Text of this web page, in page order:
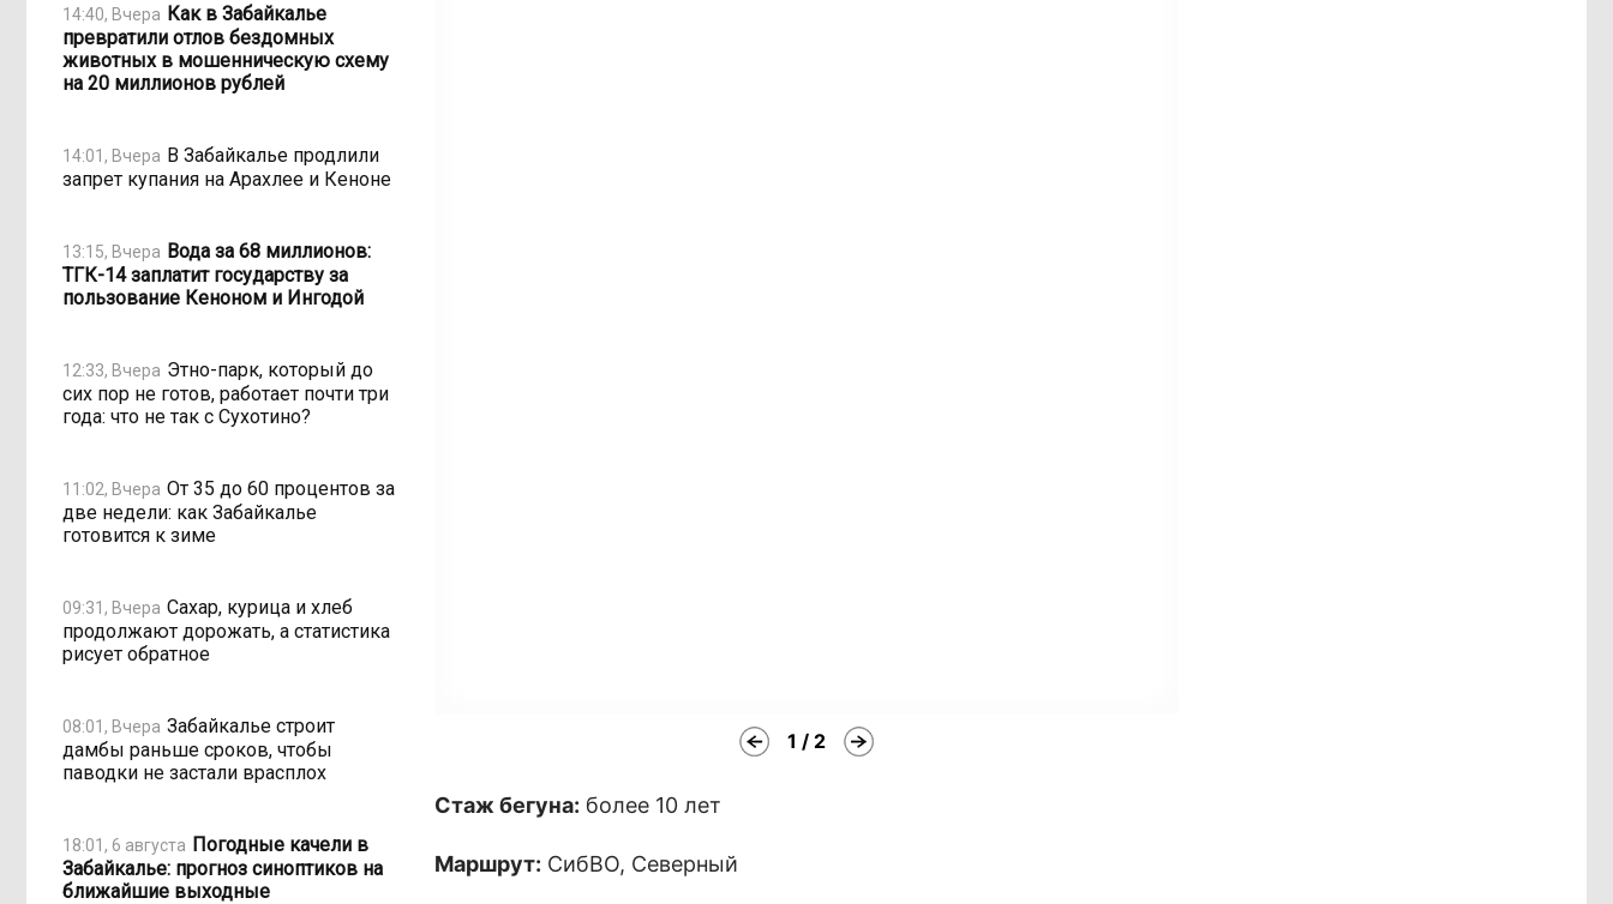
14:40, Вчера Как в Забайкалье
превратили отлов бездомных
животных в мошенническую схему
на 20 миллионов рублей
14:01, Вчера В Забайкалье продлили
запрет купания на Арахлее и Кеноне
13:15, Вчера Вода за 68 миллионов:
ТГК-14 заплатит государству за
пользование Кеноном и Ингодой
12:33, Вчера Этно-парк, который до
сих пор не готов, работает почти три
года: что не так с Сухотино?
11:02, Вчера От 35 до 60 процентов за
две недели: как Забайкалье
готовится к зиме
09:31, Вчера Сахар, курица и хлеб
продолжают дорожать, а статистика
рисует обратное
08:01, Вчера Забайкалье строит
дамбы раньше сроков, чтобы
паводки не застали врасплох
18:01, 6 августа Погодные качели в
Забайкалье: прогноз синоптиков на
ближайшие выходные
1 / 2
Стаж бегуна: более 10 лет
Маршрут: СибВО, Северный